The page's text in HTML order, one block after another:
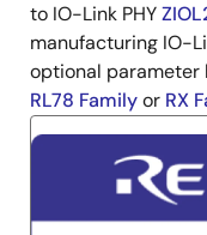
to IO-Link PHY
manufacturing IO-
optional parameter
RL78 Familyor RX